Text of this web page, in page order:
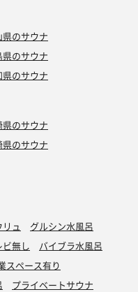
県のサウナ
県のサウナ
県のサウナ
県のサウナ
県のサウナ
ュ
グルシン水風呂
無し
バイブラ水風呂
スペース有り
プライベートサウナ